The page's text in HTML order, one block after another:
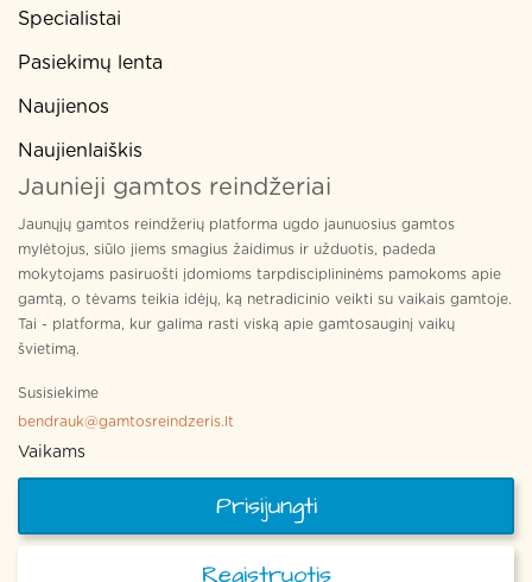
Specialistai
Pasiekimų lenta
Naujienos
Naujienlaiškis
Jaunieji gamtos reindžeriai
Jaunųjų gamtos reindžerių platforma ugdo jaunuosius gamtos
mylėtojus, siūlo jiems smagius žaidimus ir užduotis, padeda
mokytojams pasiruošti įdomioms tarpdisciplininėms pamokoms apie
gamtą, o tėvams teikia idėjų, ką netradicinio veikti su vaikais gamtoje.
Tai - platforma, kur galima rasti viską apie gamtosauginį vaikų
švietimą.
Susisiekime
bendrauk@gamtosreindzeris.lt
Vaikams
Prisijungti
Registruotis